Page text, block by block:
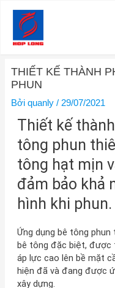
dung
THIẾT KẾ THÀNH
PHUN
Bởi quanly / 29/07/2021
Thiết kế
tông phun
tông hạt mịn
đảm bảo khả
hình khi phun.
Ứng dụng bê tông
bê tông đặc biệt, được
áp lực cao lên bề mặt
hiện đã và đang được
xây dựng.
hướng
bài
viết